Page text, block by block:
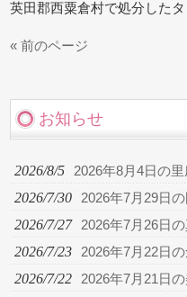
英田郡西粟倉村で処分したタ
« 前のページ
お知らせ
2026/8/5 2026年8月4日の
2026/7/30 2026年7月29日
2026/7/27 2026年7月26日
2026/7/23 2026年7月22日
2026/7/22 2026年7月21日